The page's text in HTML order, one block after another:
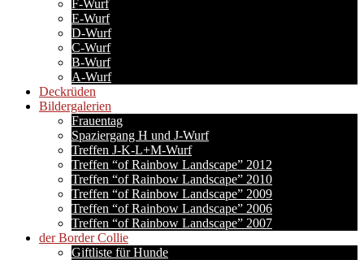
F-Wurf
E-Wurf
D-Wurf
C-Wurf
B-Wurf
A-Wurf
Deckrüden
Bildergalerien
Frauentag
Spaziergang H und J-Wurf
Treffen J-K-L+M-Wurf
Treffen “of Rainbow Landscape” 2012
Treffen “of Rainbow Landscape” 2010
Treffen “of Rainbow Landscape” 2009
Treffen “of Rainbow Landscape” 2006
Treffen “of Rainbow Landscape” 2007
der Border Collie
Giftliste für Hunde